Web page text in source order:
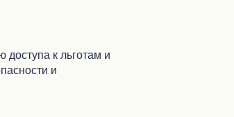
к льготам и
и